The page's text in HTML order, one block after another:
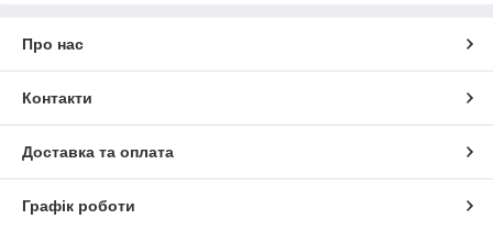
Про нас
Контакти
Доставка та оплата
Графік роботи